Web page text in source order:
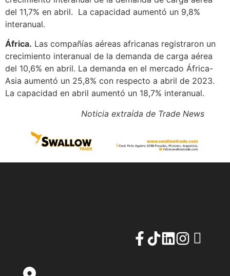
del 11,7% en abril. La capacidad aumentó un 9,8%
interanual.
África. Las compañías aéreas africanas registraron un
crecimiento interanual de la demanda de carga aérea
del 10,6% en abril. La demanda en el mercado África-
Asia aumentó un 25,8% con respecto a abril de 2023.
La capacidad en abril aumentó un 18,7% interanual.
Noticia extraída de Trade News